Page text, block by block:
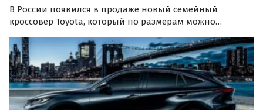
В России появился в продаже новый семейный
кроссовер Toyota, который по размерам можно
Monjaro. Это Toyota Harrier, стоящий на одном из сайтов
объявлений минимум 3,1 млн рублей, сообщают
«Автоновости…